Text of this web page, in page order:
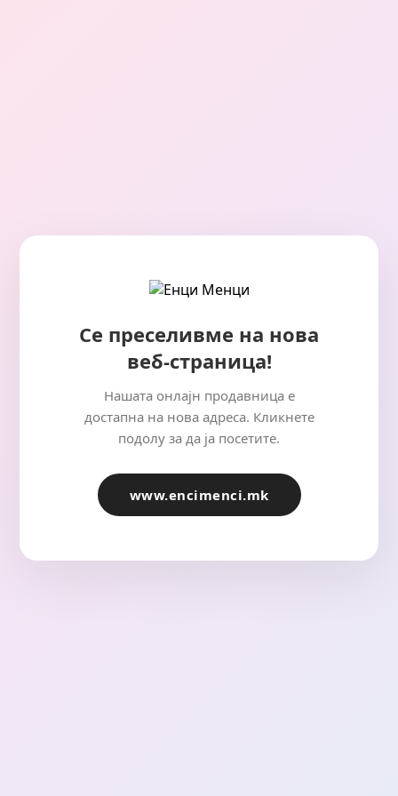
Се преселивме на нова
веб-страница!
Нашата онлајн продавница е
достапна на нова адреса. Кликнете
подолу за да ја посетите.
www.encimenci.mk